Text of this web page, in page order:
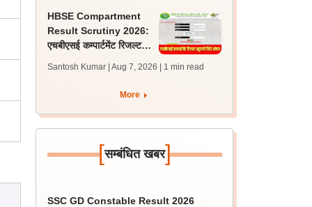
HBSE Compartment
Result Scrutiny 2026:
एचबीएसई कम्पार्टमेंट रिजल्ट
Santosh Kumar | Aug 7, 2026 | 1 min read
More
[सम्बंधित खबर]
SSC GD Constable Result 2026